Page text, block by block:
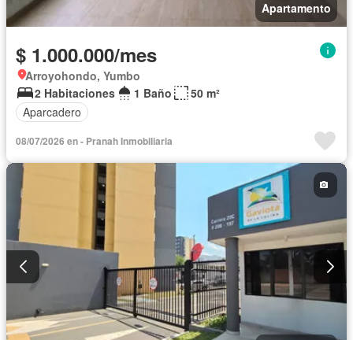
Apartamento
$ 1.000.000/mes
Arroyohondo, Yumbo
2 Habitaciones
1 Baño
50 m²
Aparcadero
08/07/2026 en - Pranah Inmobiliaria